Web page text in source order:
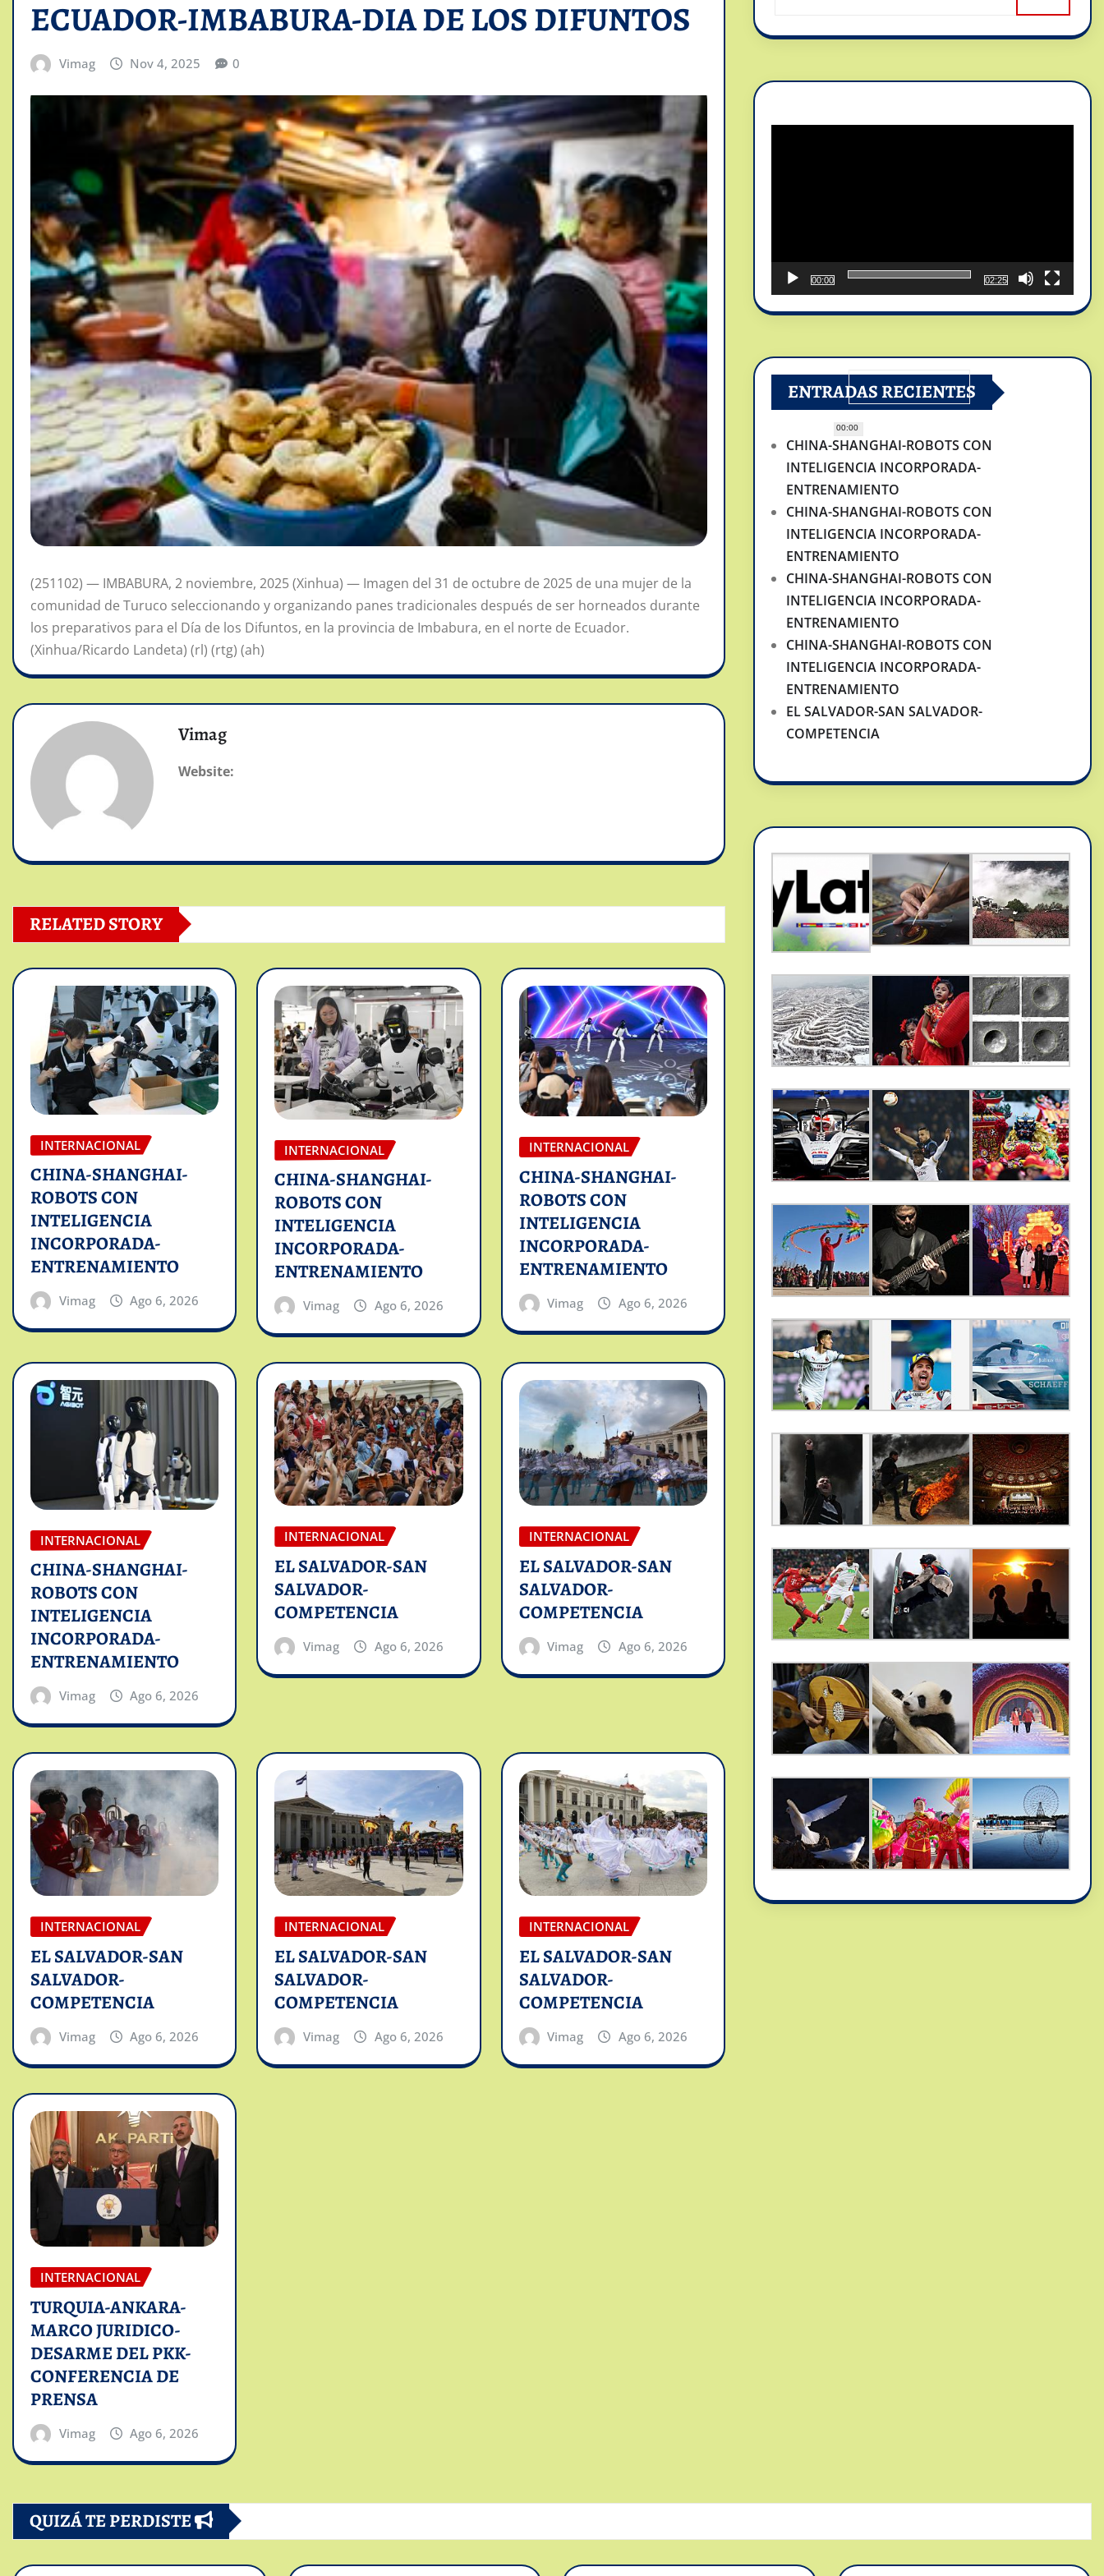
ECUADOR-IMBABURA-DIA DE LOS DIFUNTOS
Vimag Nov 4, 2025 0
(251102) — IMBABURA, 2 noviembre, 2025 (Xinhua) — Imagen del 31 de octubre de 2025 de una mujer de la
comunidad de Turuco seleccionando y organizando panes tradicionales después de ser horneados durante
los preparativos para el Día de los Difuntos, en la provincia de Imbabura, en el norte de Ecuador.
(Xinhua/Ricardo Landeta) (rl) (rtg) (ah)
Vimag
Website:
RELATED STORY
INTERNACIONAL
CHINA-SHANGHAI-
ROBOTS CON
INTELIGENCIA
INCORPORADA-
ENTRENAMIENTO
Vimag Ago 6, 2026
INTERNACIONAL
CHINA-SHANGHAI-
ROBOTS CON
INTELIGENCIA
INCORPORADA-
ENTRENAMIENTO
Vimag Ago 6, 2026
INTERNACIONAL
CHINA-SHANGHAI-
ROBOTS CON
INTELIGENCIA
INCORPORADA-
ENTRENAMIENTO
Vimag Ago 6, 2026
INTERNACIONAL
CHINA-SHANGHAI-
ROBOTS CON
INTELIGENCIA
INCORPORADA-
ENTRENAMIENTO
Vimag Ago 6, 2026
INTERNACIONAL
EL SALVADOR-SAN
SALVADOR-
COMPETENCIA
Vimag Ago 6, 2026
INTERNACIONAL
EL SALVADOR-SAN
SALVADOR-
COMPETENCIA
Vimag Ago 6, 2026
INTERNACIONAL
EL SALVADOR-SAN
SALVADOR-
COMPETENCIA
Vimag Ago 6, 2026
INTERNACIONAL
EL SALVADOR-SAN
SALVADOR-
COMPETENCIA
Vimag Ago 6, 2026
INTERNACIONAL
EL SALVADOR-SAN
SALVADOR-
COMPETENCIA
Vimag Ago 6, 2026
INTERNACIONAL
TURQUIA-ANKARA-
MARCO JURIDICO-
DESARME DEL PKK-
CONFERENCIA DE
PRENSA
Vimag Ago 6, 2026
00:00
00:00
02:25
ENTRADAS RECIENTES
CHINA-SHANGHAI-ROBOTS CON
INTELIGENCIA INCORPORADA-
ENTRENAMIENTO
CHINA-SHANGHAI-ROBOTS CON
INTELIGENCIA INCORPORADA-
ENTRENAMIENTO
CHINA-SHANGHAI-ROBOTS CON
INTELIGENCIA INCORPORADA-
ENTRENAMIENTO
CHINA-SHANGHAI-ROBOTS CON
INTELIGENCIA INCORPORADA-
ENTRENAMIENTO
EL SALVADOR-SAN SALVADOR-
COMPETENCIA
QUIZÁ TE PERDISTE